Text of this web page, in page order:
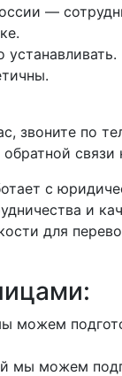
—
звоните по
связи
с
и
для
можем
мы можем